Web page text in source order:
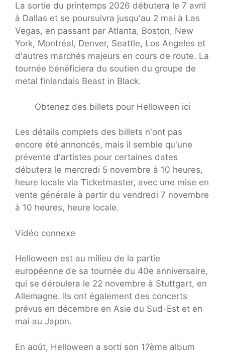
La sortie du printemps 2026 débutera le 7 avril
à Dallas et se poursuivra jusqu'au 2 mai à Las
Vegas, en passant par Atlanta, Boston, New
York, Montréal, Denver, Seattle, Los Angeles et
d'autres marchés majeurs en cours de route. La
tournée bénéficiera du soutien du groupe de
metal finlandais Beast in Black.
Obtenez des billets pour Helloween ici
Les détails complets des billets n'ont pas
encore été annoncés, mais il semble qu'une
prévente d'artistes pour certaines dates
débutera le mercredi 5 novembre à 10 heures,
heure locale via Ticketmaster, avec une mise en
vente générale à partir du vendredi 7 novembre
à 10 heures, heure locale.
Vidéo connexe
Helloween est au milieu de la partie
européenne de sa tournée du 40e anniversaire,
qui se déroulera le 22 novembre à Stuttgart, en
Allemagne. Ils ont également des concerts
prévus en décembre en Asie du Sud-Est et en
mai au Japon.
En août, Helloween a sorti son 17ème album